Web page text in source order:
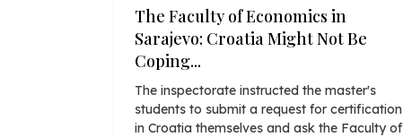
The Faculty of Economics in
Sarajevo: Croatia Might Not Be
Coping...
The inspectorate instructed the master's
students to submit a request for certification
in Croatia themselves and ask the Faculty of